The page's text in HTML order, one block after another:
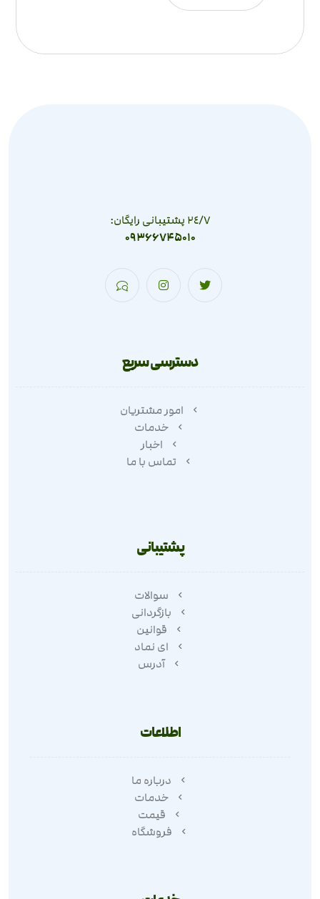
٢٤/٧ پشتیبانی رایگان:
09366745010
دسترسی سریع
امور مشتریان
خدمات
اخبار
تماس با ما
پشتیبانی
سوالات
بازگردانی
قوانین
ای نماد
آدرس
اطلاعات
درباره ما
خدمات
قیمت
فروشگاه